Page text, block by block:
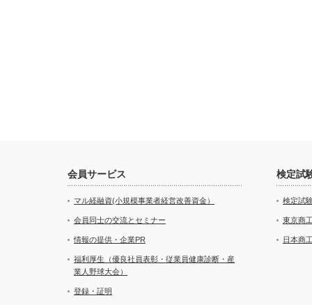
会員サービス
マル経融資(小規模事業者経営改善資金）
会員同士の交流とセミナー
情報の提供・企業PR
福利厚生（優良社員表彰・従業員健康診断・産
業人野球大会）
登録・証明
検定試
検定試
東京商
日本商